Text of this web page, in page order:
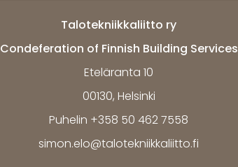
Talotekniikkaliitto ry
Condeferation of Finnish Building Services
Eteläranta 10
00130, Helsinki
Puhelin +358 50 462 7558
simon.elo@talotekniikkaliitto.fi